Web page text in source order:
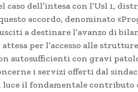
caso dell’intesa con l’Usl 1,
accordo, denominato
a destinare l’avanzo di
attesa per l’accesso alle
autosufficienti con gravi
i servizi offerti dal
luce il fondamentale